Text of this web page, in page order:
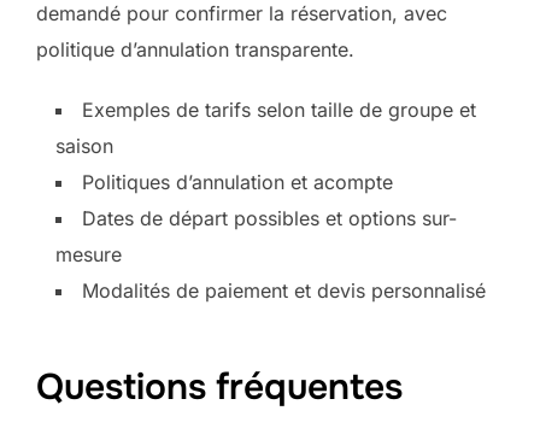
demandé pour confirmer la réservation, avec
politique d’annulation transparente.
Exemples de tarifs selon taille de groupe et
saison
Politiques d’annulation et acompte
Dates de départ possibles et options sur-
mesure
Modalités de paiement et devis personnalisé
Questions fréquentes